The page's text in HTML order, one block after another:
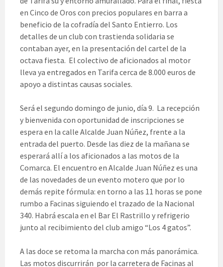
en Cinco de Oros con precios populares en barra a
beneficio de la cofradía del Santo Entierro. Los
detalles de un club con trastienda solidaria se
contaban ayer, en la presentación del cartel de la
octava fiesta. El colectivo de aficionados al motor
lleva ya entregados en Tarifa cerca de 8.000 euros de
apoyo a distintas causas sociales.
Será el segundo domingo de junio, día 9. La recepción
y bienvenida con oportunidad de inscripciones se
espera en la calle Alcalde Juan Núñez, frente a la
entrada del puerto. Desde las diez de la mañana se
esperará allí a los aficionados a las motos de la
Comarca. El encuentro en Alcalde Juan Núñez es una
de las novedades de un evento motero que por lo
demás repite fórmula: en torno a las 11 horas se pone
rumbo a Facinas siguiendo el trazado de la Nacional
340. Habrá escala en el Bar El Rastrillo y refrigerio
junto al recibimiento del club amigo “Los 4 gatos”.
A las doce se retoma la marcha con más panorámica.
Las motos discurrirán por la carretera de Facinas al